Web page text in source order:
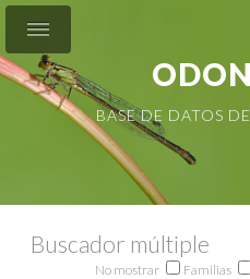
BASE DE DATOS
Buscador múltiple
No mostrar Familias